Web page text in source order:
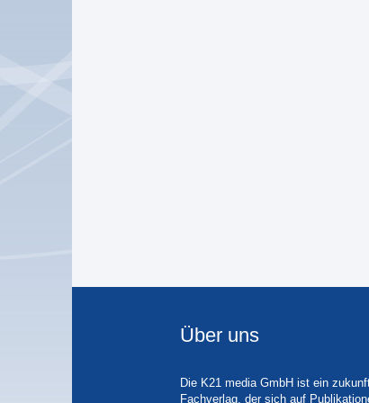
Über uns
Die K21 media GmbH ist ein
Fachverlag, der sich auf